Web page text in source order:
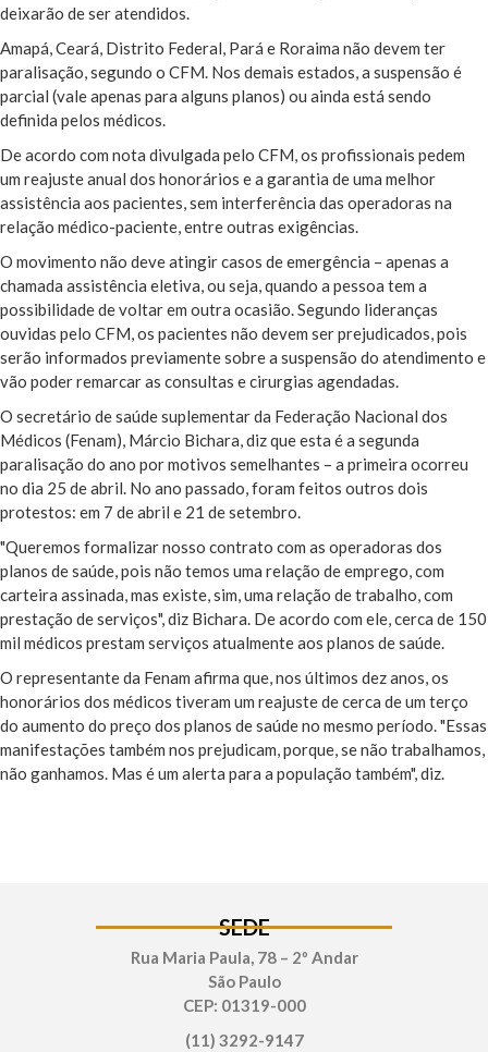
deixarão de ser atendidos.
Amapá, Ceará, Distrito Federal, Pará e Roraima não devem ter
paralisação, segundo o CFM. Nos demais estados, a suspensão é
parcial (vale apenas para alguns planos) ou ainda está sendo
definida pelos médicos.
De acordo com nota divulgada pelo CFM, os profissionais pedem
um reajuste anual dos honorários e a garantia de uma melhor
assistência aos pacientes, sem interferência das operadoras na
relação médico-paciente, entre outras exigências.
O movimento não deve atingir casos de emergência – apenas a
chamada assistência eletiva, ou seja, quando a pessoa tem a
possibilidade de voltar em outra ocasião. Segundo lideranças
ouvidas pelo CFM, os pacientes não devem ser prejudicados, pois
serão informados previamente sobre a suspensão do atendimento e
vão poder remarcar as consultas e cirurgias agendadas.
O secretário de saúde suplementar da Federação Nacional dos
Médicos (Fenam), Márcio Bichara, diz que esta é a segunda
paralisação do ano por motivos semelhantes – a primeira ocorreu
no dia 25 de abril. No ano passado, foram feitos outros dois
protestos: em 7 de abril e 21 de setembro.
"Queremos formalizar nosso contrato com as operadoras dos
planos de saúde, pois não temos uma relação de emprego, com
carteira assinada, mas existe, sim, uma relação de trabalho, com
prestação de serviços", diz Bichara. De acordo com ele, cerca de 150
mil médicos prestam serviços atualmente aos planos de saúde.
O representante da Fenam afirma que, nos últimos dez anos, os
honorários dos médicos tiveram um reajuste de cerca de um terço
do aumento do preço dos planos de saúde no mesmo período. "Essas
manifestações também nos prejudicam, porque, se não trabalhamos,
não ganhamos. Mas é um alerta para a população também", diz.
SEDE
Rua Maria Paula, 78 – 2º Andar
São Paulo
CEP: 01319-000
(11) 3292-9147